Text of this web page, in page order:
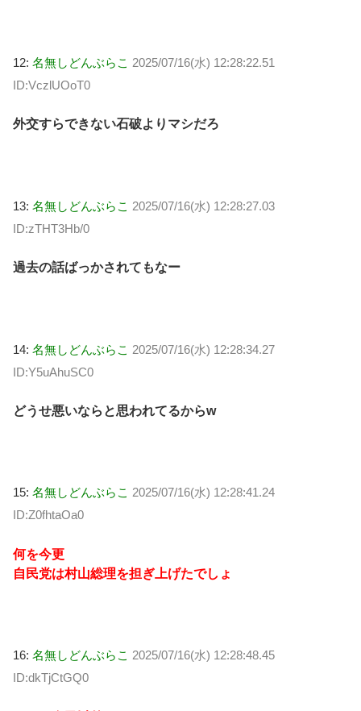
12: 名無しどんぶらこ 2025/07/16(水) 12:28:22.51
ID:VczlUOoT0
外交すらできない石破よりマシだろ
13: 名無しどんぶらこ 2025/07/16(水) 12:28:27.03
ID:zTHT3Hb/0
過去の話ばっかされてもなー
14: 名無しどんぶらこ 2025/07/16(水) 12:28:34.27
ID:Y5uAhuSC0
どうせ悪いならと思われてるからw
15: 名無しどんぶらこ 2025/07/16(水) 12:28:41.24
ID:Z0fhtaOa0
何を今更
自民党は村山総理を担ぎ上げたでしょ
16: 名無しどんぶらこ 2025/07/16(水) 12:28:48.45
ID:dkTjCtGQ0